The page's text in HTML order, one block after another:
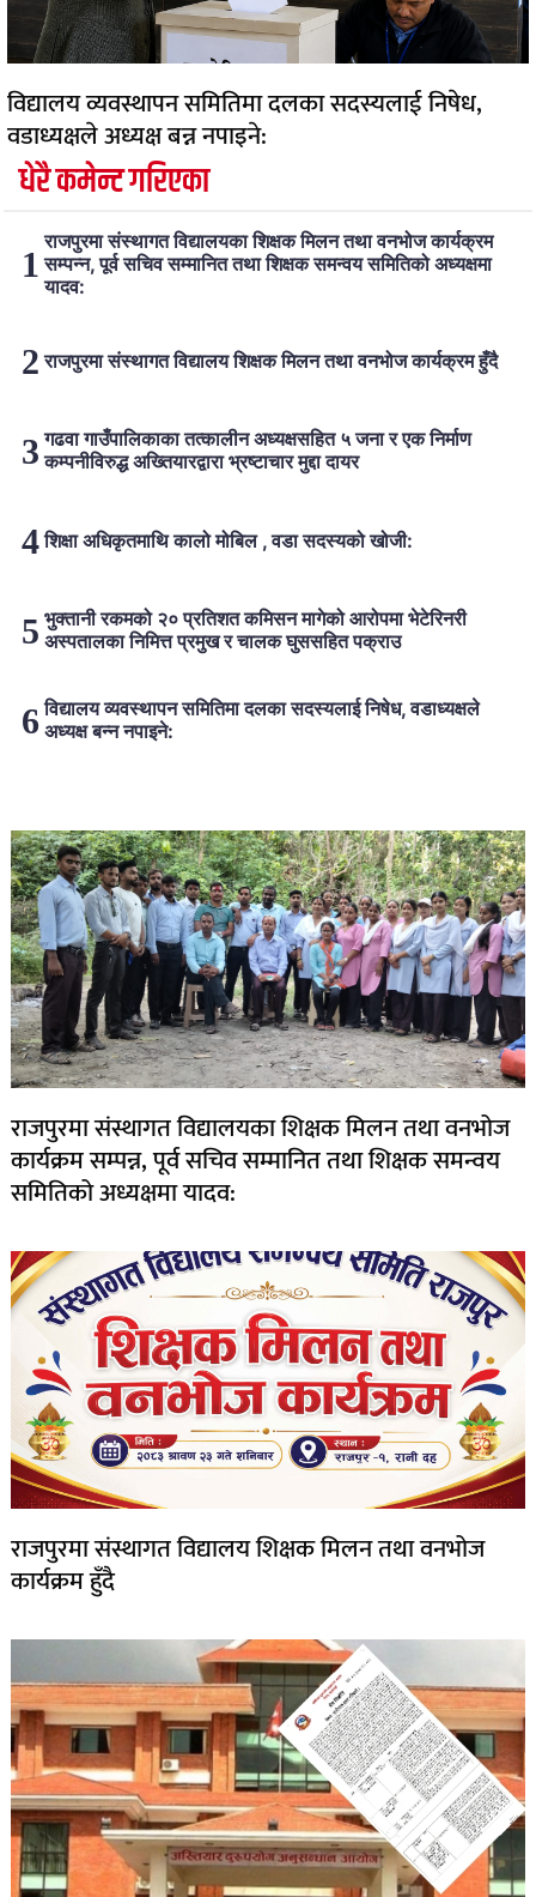
विद्यालय व्यवस्थापन समितिमा दलका सदस्यलाई निषेध,
वडाध्यक्षले अध्यक्ष बन्न नपाइने:
धेरै कमेन्ट गरिएका
राजपुरमा संस्थागत विद्यालयका शिक्षक मिलन तथा वनभोज कार्यक्रम
सम्पन्न, पूर्व सचिव सम्मानित तथा शिक्षक समन्वय समितिको अध्यक्षमा
यादव:
राजपुरमा संस्थागत विद्यालय शिक्षक मिलन तथा वनभोज कार्यक्रम हुँदै
गढवा गाउँपालिकाका तत्कालीन अध्यक्षसहित ५ जना र एक निर्माण
कम्पनीविरुद्ध अख्तियारद्वारा भ्रष्टाचार मुद्दा दायर
शिक्षा अधिकृतमाथि कालो मोबिल , वडा सदस्यको खोजी:
भुक्तानी रकमको २० प्रतिशत कमिसन मागेको आरोपमा भेटेरिनरी
अस्पतालका निमित्त प्रमुख र चालक घुससहित पक्राउ
विद्यालय व्यवस्थापन समितिमा दलका सदस्यलाई निषेध, वडाध्यक्षले
अध्यक्ष बन्न नपाइने:
राजपुरमा संस्थागत विद्यालयका शिक्षक मिलन तथा वनभोज
कार्यक्रम सम्पन्न, पूर्व सचिव सम्मानित तथा शिक्षक समन्वय
समितिको अध्यक्षमा यादव:
राजपुरमा संस्थागत विद्यालय शिक्षक मिलन तथा वनभोज
कार्यक्रम हुँदै